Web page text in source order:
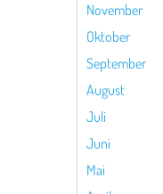
November
Oktober
September
August
Juli
Juni
Mai